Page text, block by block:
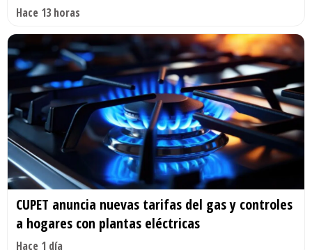
Hace 13 horas
CUPET anuncia nuevas tarifas del gas y controles
a hogares con plantas eléctricas
Hace 1 día